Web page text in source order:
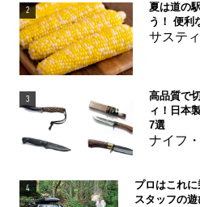
2
夏は道の
う！ 便利
サステ
3
高品質で
ィ！日本
7選
ナイフ
4
プロはこれ
スタッフの